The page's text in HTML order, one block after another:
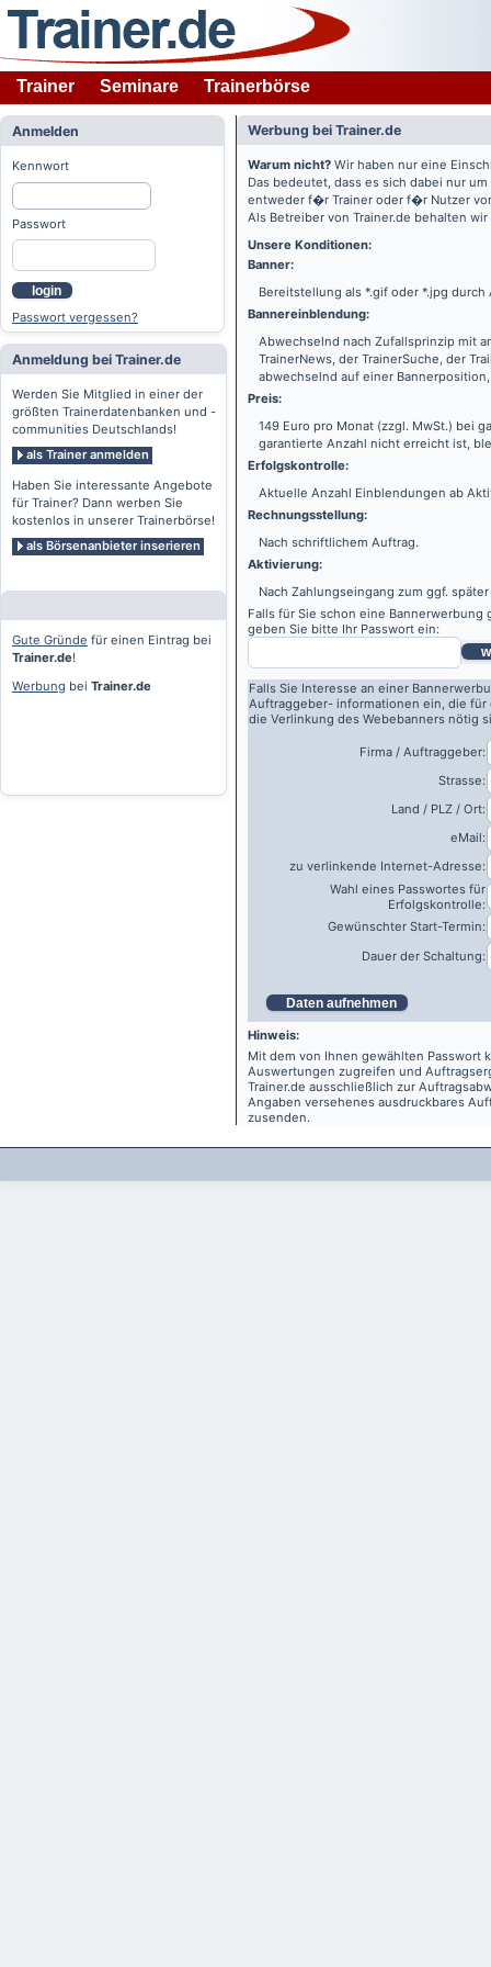
Trainer Seminare Trainerbörse
Anmelden
Kennwort
Passwort
login
Passwort vergessen?
Anmeldung bei Trainer.de
Werden Sie Mitglied in einer der
größten Trainerdatenbanken und -
communities Deutschlands!
als Trainer anmelden
Haben Sie interessante Angebote
für Trainer? Dann werben Sie
kostenlos in unserer Trainerbörse!
als Börsenanbieter inserieren
Gute Gründe für einen Eintrag bei
Trainer.de!
Werbung bei Trainer.de
Werbung bei Trainer.de
Warum nicht? Wir haben nur eine
Das bedeutet, dass es sich dabei nur
entweder f�r Trainer oder f�r Nutzer
Als Betreiber von Trainer.de behalten
Unsere Konditionen:
Banner:
Bereitstellung als *.gif oder *.jpg durch
Bannereinblendung:
Abwechselnd nach Zufallsprinzip mit
TrainerNews, der TrainerSuche, der
abwechselnd auf einer
Preis:
149 Euro pro Monat (zzgl. MwSt.) bei
garantierte Anzahl nicht erreicht ist,
Erfolgskontrolle:
Aktuelle Anzahl Einblendungen ab
Rechnungsstellung:
Nach schriftlichem Auftrag.
Aktivierung:
Nach Zahlungseingang zum ggf.
Falls für Sie schon eine Bannerwerbung
geben Sie bitte Ihr Passwort ein:
Falls Sie Interesse an einer
Auftraggeber- informationen ein, die
die Verlinkung des Webebanners nötig
Firma / Auftraggeber:
Strasse:
Land / PLZ / Ort:
eMail:
zu verlinkende Internet-Adresse:
Wahl eines Passwortes für
Erfolgskontrolle:
Gewünschter Start-Termin:
Dauer der Schaltung:
Daten aufnehmen
Hinweis:
Mit dem von Ihnen gewählten Passwort
Auswertungen zugreifen und
Trainer.de ausschließlich zur
Angaben versehenes ausdruckbares
zusenden.